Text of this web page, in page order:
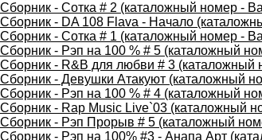
Сборник - Сотка # 2 (каталожный номер -
Сборник - DA 108 Flava - Начало
Сборник - Сотка # 1 (каталожный номер -
Сборник - Рэп на 100 % # 5 (каталожный
Сборник - R&B для любви # 3 (каталожный
Сборник - Девушки Атакуют (каталожный
Сборник - Рэп на 100 % # 4 (каталожный
Сборник - Rap Music Live`03 (каталожный
Сборник - Рэп Прорыв # 5 (каталожный
Сборник - Рэп на 100% #3 - Анапа Арт